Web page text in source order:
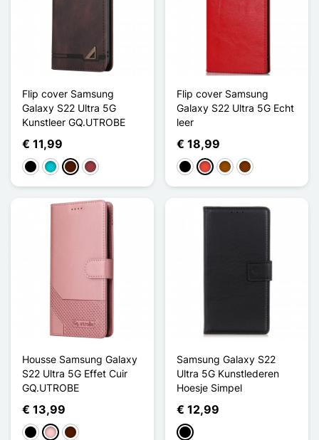
Flip cover Samsung
Galaxy S22 Ultra 5G
Kunstleer GQ.UTROBE
€ 11,99
ZwartTurkooisDonkerbruin
Donkerrood
Flip cover Samsung
Galaxy S22 Ultra 5G Echt
leer
€ 18,99
ZwartRoodBruinKoffie
Housse Samsung Galaxy
S22 Ultra 5G Effet Cuir
GQ.UTROBE
€ 13,99
ZwartRozeDonkerbruin
Samsung Galaxy S22
Ultra 5G Kunstlederen
Hoesje Simpel
€ 12,99
Zwart